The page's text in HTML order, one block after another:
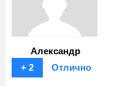
Александр
+ 2
Отлично